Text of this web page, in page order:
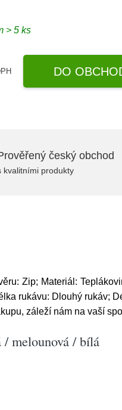
> 5 ks
DO
český obchod
kvalitními produkty
Zip; Materiál:
rukávu: Dlouhý rukáv;
záleží nám na vaší
melounová / bílá